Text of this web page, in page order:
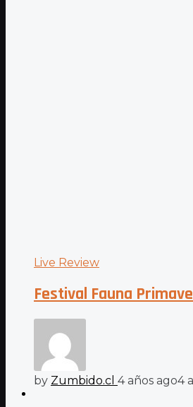
Live Review
Festival Fauna
by Zumbido.cl 4 años ago4